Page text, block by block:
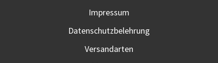
Impressum
Datenschutzbelehrung
Versandarten